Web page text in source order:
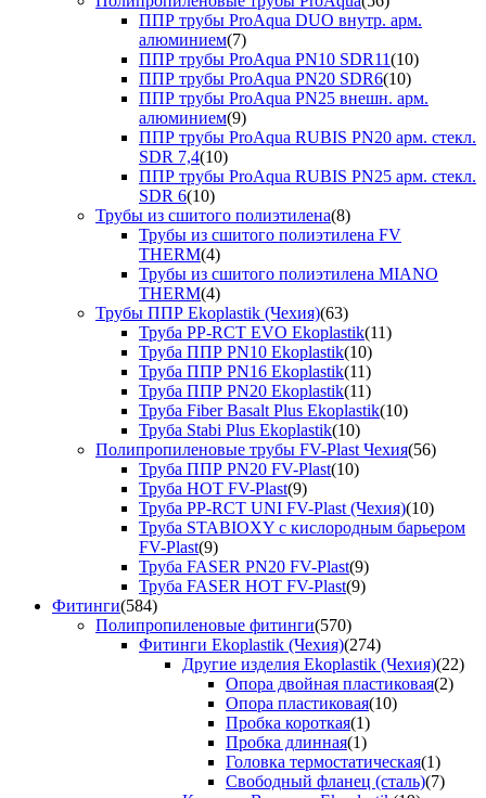
ППР трубы ProAqua DUO внутр. арм.
алюминием(7)
ППР трубы ProAqua PN10 SDR11(10)
ППР трубы ProAqua PN20 SDR6(10)
ППР трубы ProAqua PN25 внешн. арм.
алюминием(9)
ППР трубы ProAqua RUBIS PN20 арм. стекл.
SDR 7,4(10)
ППР трубы ProAqua RUBIS PN25 арм. стекл.
SDR 6(10)
Трубы из сшитого полиэтилена(8)
Трубы из сшитого полиэтилена FV
THERM(4)
Трубы из сшитого полиэтилена MIANO
THERM(4)
Трубы ППР Ekoplastik (Чехия)(63)
Труба PP-RCT EVO Ekoplastik(11)
Труба ППР PN10 Ekoplastik(10)
Труба ППР PN16 Ekoplastik(11)
Труба ППР PN20 Ekoplastik(11)
Труба Fiber Basalt Plus Ekoplastik(10)
Труба Stabi Plus Ekoplastik(10)
Полипропиленовые трубы FV-Plast Чехия(56)
Труба ППР PN20 FV-Plast(10)
Труба HOT FV-Plast(9)
Труба PP-RCT UNI FV-Plast (Чехия)(10)
Труба STABIOXY с кислородным барьером
FV-Plast(9)
Труба FASER PN20 FV-Plast(9)
Труба FASER HOT FV-Plast(9)
Фитинги(584)
Полипропиленовые фитинги(570)
Фитинги Ekoplastik (Чехия)(274)
Другие изделия Ekoplastik (Чехия)(22)
Опора двойная пластиковая(2)
Опора пластиковая(10)
Пробка короткая(1)
Пробка длинная(1)
Головка термостатическая(1)
Свободный фланец (сталь)(7)